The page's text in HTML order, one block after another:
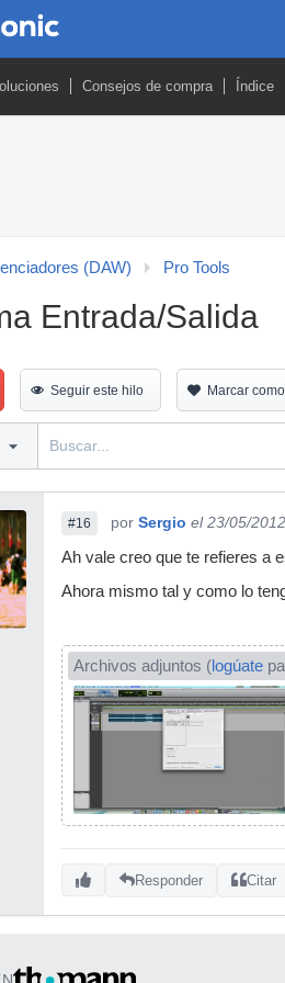
Consejos de compra Índice
(DAW) Pro Tools
Entrada/Salida
Seguir este hilo Marcar
#16 por Sergio el 23/05/2012
Ah vale creo que te refieres a
Ahora mismo tal y como lo
Archivos adjuntos (logúate
Responder Citar